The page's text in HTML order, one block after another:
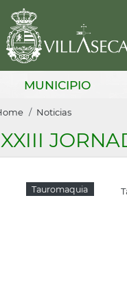
MUNICIPIO
Noticias
XXIII
Tauromaquia